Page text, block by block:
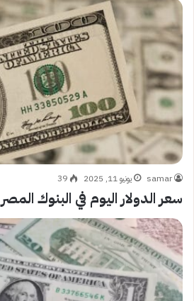
samar يونيو 11, 2025 39
سعر الدولار اليوم في البنوك